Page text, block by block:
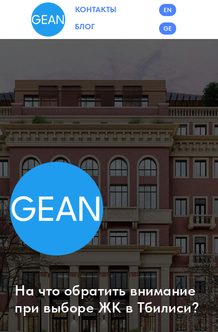
КОНТАКТЫ
БЛОГ
EN
GE
На что обратить внимание
при выборе ЖК в Тбилиси?